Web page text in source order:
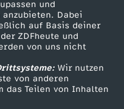
und
Dabei
auf Basis deiner
ZDFheute und
von uns nicht
Wir nutzen
von anderen
das Teilen von Inhalten